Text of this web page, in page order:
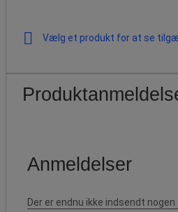
Vælg et produkt for at se